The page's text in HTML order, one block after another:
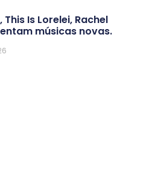
This Is Lorelei, Rachel
músicas novas.